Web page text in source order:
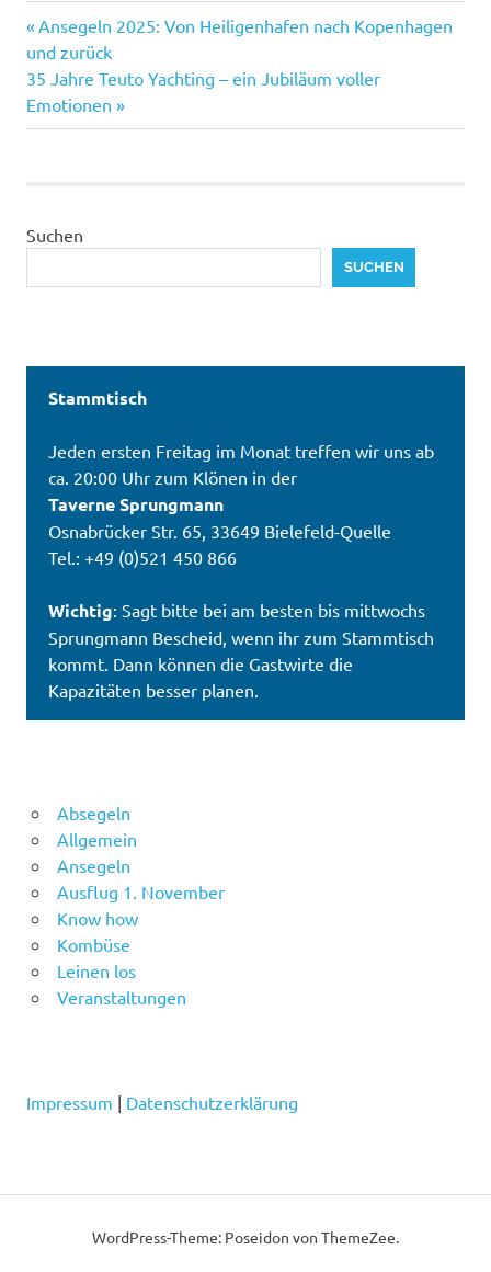
Beitragsnavigation
Vorheriger
Beitrag:
Ansegeln 2025: Von Heiligenhafen nach Kopenhagen
und zurück
Nächster
Beitrag:
35 Jahre Teuto Yachting – ein Jubiläum voller
Emotionen
Suchen
SUCHEN
Stammtisch
Jeden ersten Freitag im Monat treffen wir uns ab
ca. 20:00 Uhr zum Klönen in der
Taverne Sprungmann
Osnabrücker Str. 65, 33649 Bielefeld-Quelle
Tel.: +49 (0)521 450 866
Wichtig: Sagt bitte bei am besten bis mittwochs
Sprungmann Bescheid, wenn ihr zum Stammtisch
kommt. Dann können die Gastwirte die
Kapazitäten besser planen.
Absegeln
Allgemein
Ansegeln
Ausflug 1. November
Know how
Kombüse
Leinen los
Veranstaltungen
Impressum | Datenschutzerklärung
WordPress-Theme: Poseidon von ThemeZee.